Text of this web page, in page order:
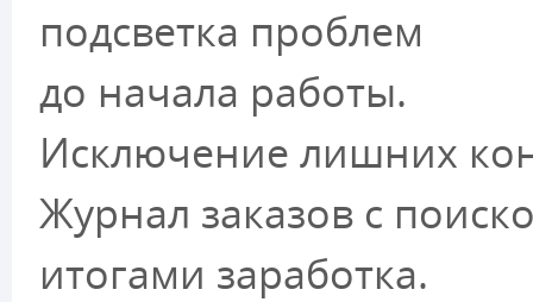
подсветка проблем
до начала работы.
Исключение лишних
Журнал заказов с
итогами заработка.